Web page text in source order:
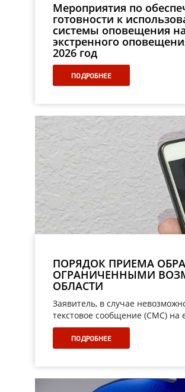
Мероприятия по
готовности к
системы оповещения
экстренного
2026 год
ПОДРОБНЕЕ
ПОРЯДОК ПРИЕМА
ОГРАНИЧЕННЫМИ
ОБЛАСТИ
Заявитель, в случае
текстовое сообщение (СМС) на
ПОДРОБНЕЕ